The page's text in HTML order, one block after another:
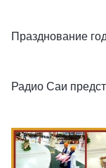
Празднование
Радио Саи